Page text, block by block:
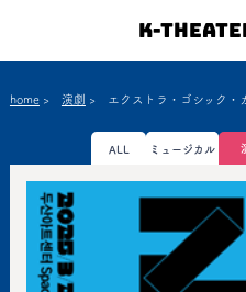
K-
home> 演劇 > エクストラ・ゴシック・
ALL ミュージカル